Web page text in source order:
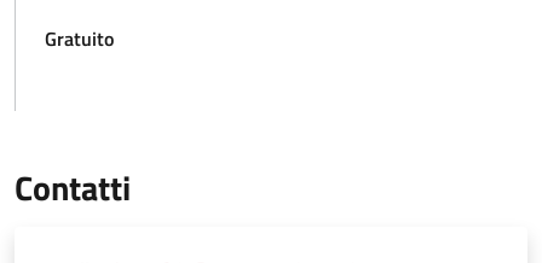
Gratuito
Contatti